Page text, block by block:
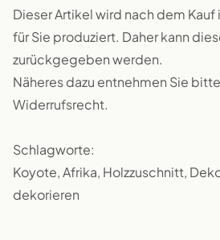
Dieser Artikel wird nach dem
für Sie produziert. Daher kann
zurückgegeben werden.
Näheres dazu entnehmen Sie
Widerrufsrecht.
Schlagworte:
Koyote, Afrika, Holzzuschnitt,
dekorieren